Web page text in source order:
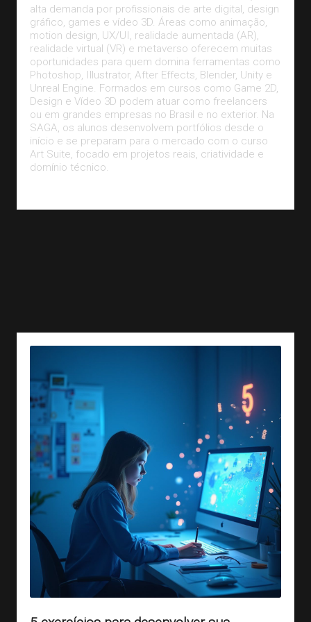
alta demanda por profissionais de arte digital, design
gráfico, games e vídeo 3D. Áreas como animação,
motion design, UX/UI, realidade aumentada (AR),
realidade virtual (VR) e metaverso oferecem muitas
oportunidades para quem domina ferramentas como
Photoshop, Illustrator, After Effects, Blender, Unity e
Unreal Engine. Formados em cursos como Game 2D,
Design e Vídeo 3D podem atuar como freelancers
ou em grandes empresas no Brasil e no exterior. Na
SAGA, os alunos desenvolvem portfólios desde o
início e se preparam para o mercado com o curso
Art Suite, focado em projetos reais, criatividade e
domínio técnico.